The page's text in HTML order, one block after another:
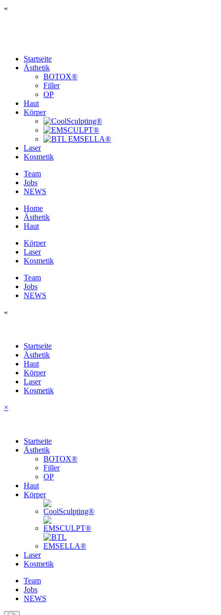
«
Startseite
Ästhetik
BOTOX®
Filler
OP
Haut
Körper
Laser
Kosmetik
Team
Jobs
NEWS
Home
Ästhetik
Haut
Körper
Laser
Kosmetik
Team
Jobs
NEWS
«
Startseite
Ästhetik
Haut
Körper
Laser
Kosmetik
×
Startseite
Ästhetik
BOTOX®
Filler
OP
Haut
Körper
Laser
Kosmetik
Team
Jobs
NEWS